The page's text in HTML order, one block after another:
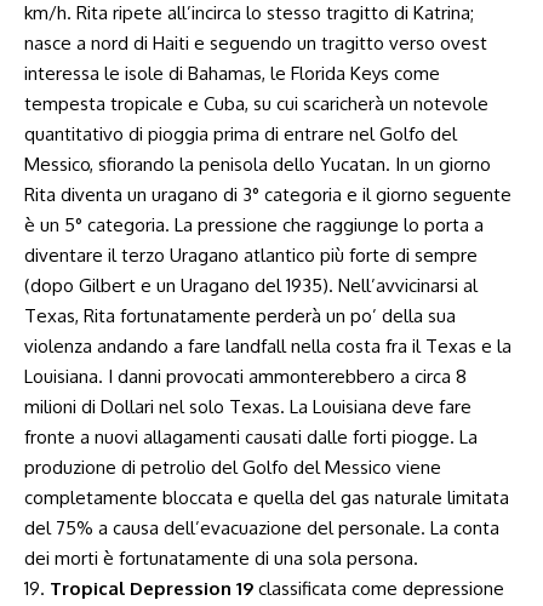
km/h. Rita ripete all’incirca lo stesso tragitto di Katrina;
nasce a nord di Haiti e seguendo un tragitto verso ovest
interessa le isole di Bahamas, le Florida Keys come
tempesta tropicale e Cuba, su cui scaricherà un notevole
quantitativo di pioggia prima di entrare nel Golfo del
Messico, sfiorando la penisola dello Yucatan. In un giorno
Rita diventa un uragano di 3° categoria e il giorno seguente
è un 5° categoria. La pressione che raggiunge lo porta a
diventare il terzo Uragano atlantico più forte di sempre
(dopo Gilbert e un Uragano del 1935). Nell’avvicinarsi al
Texas, Rita fortunatamente perderà un po’ della sua
violenza andando a fare landfall nella costa fra il Texas e la
Louisiana. I danni provocati ammonterebbero a circa 8
milioni di Dollari nel solo Texas. La Louisiana deve fare
fronte a nuovi allagamenti causati dalle forti piogge. La
produzione di petrolio del Golfo del Messico viene
completamente bloccata e quella del gas naturale limitata
del 75% a causa dell’evacuazione del personale. La conta
dei morti è fortunatamente di una sola persona.
19. Tropical Depression 19 classificata come depressione